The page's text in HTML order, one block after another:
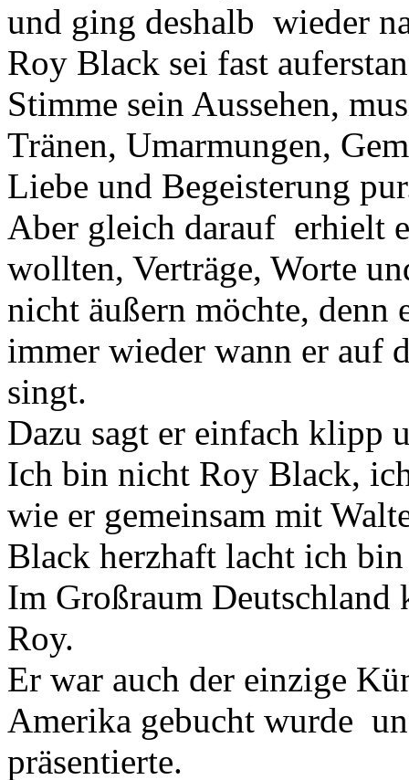
und ging deshalb wieder
Roy Black sei fast
Stimme sein Aussehen,
Tränen, Umarmungen,
Liebe und Begeisterung
Aber gleich darauf erhielt
wollten, Verträge, Worte
nicht äußern möchte, denn
immer wieder wann er auf
singt.
Dazu sagt er einfach klipp
Ich bin nicht Roy Black,
wie er gemeinsam mit
Black herzhaft lacht ich
Im Großraum Deutschland
Roy.
Er war auch der einzige
Amerika gebucht wurde
präsentierte.